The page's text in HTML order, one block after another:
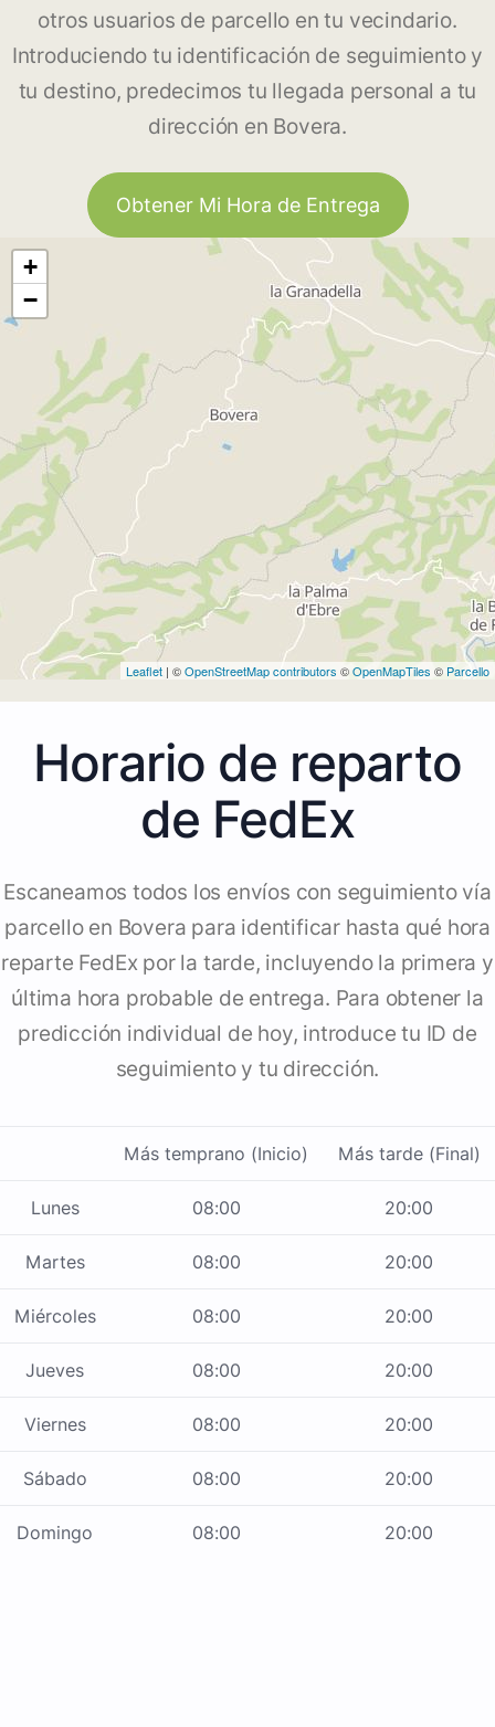
otros usuarios de parcello en tu vecindario.
Introduciendo tu identificación de seguimiento y
tu destino, predecimos tu llegada personal a tu
dirección en Bovera.
Obtener Mi Hora de Entrega
+
−
Leaflet | ©OpenStreetMap contributors ©OpenMapTiles © Parcello
Horario de reparto
de FedEx
Escaneamos todos los envíos con seguimiento vía
parcello en Bovera para identificar hasta qué hora
reparte FedEx por la tarde, incluyendo la primera y
última hora probable de entrega. Para obtener la
predicción individual de hoy, introduce tu ID de
seguimiento y tu dirección.
Más temprano (Inicio) Más tarde (Final)
Lunes 08:00 20:00
Martes 08:00 20:00
Miércoles 08:00 20:00
Jueves 08:00 20:00
Viernes 08:00 20:00
Sábado 08:00 20:00
Domingo 08:00 20:00